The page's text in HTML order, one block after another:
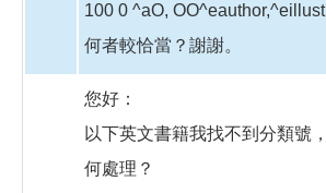
100 0 ^aO,
何者較恰當？謝謝。
您好：
以下英文書籍我找不到分類號
何處理？